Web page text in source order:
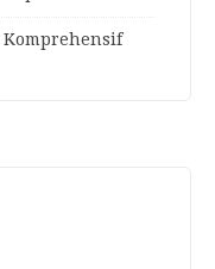
Komprehensif